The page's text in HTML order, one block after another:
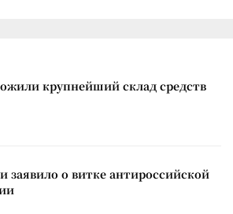
крупнейший склад средств
заявило о витке антироссийской